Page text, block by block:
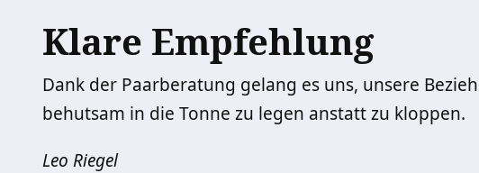
Klare Empfehlung
Dank der Paarberatung gelang es uns, unsere
behutsam in die Tonne zu legen anstatt zu kloppen.
Leo Riegel